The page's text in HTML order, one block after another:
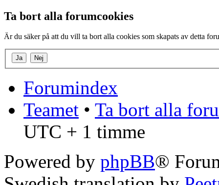
Ta bort alla forumcookies
Är du säker på att du vill ta bort alla cookies som skapats av detta
Forumindex
Teamet • Ta bort alla
UTC + 1 timme
Powered by phpBB®